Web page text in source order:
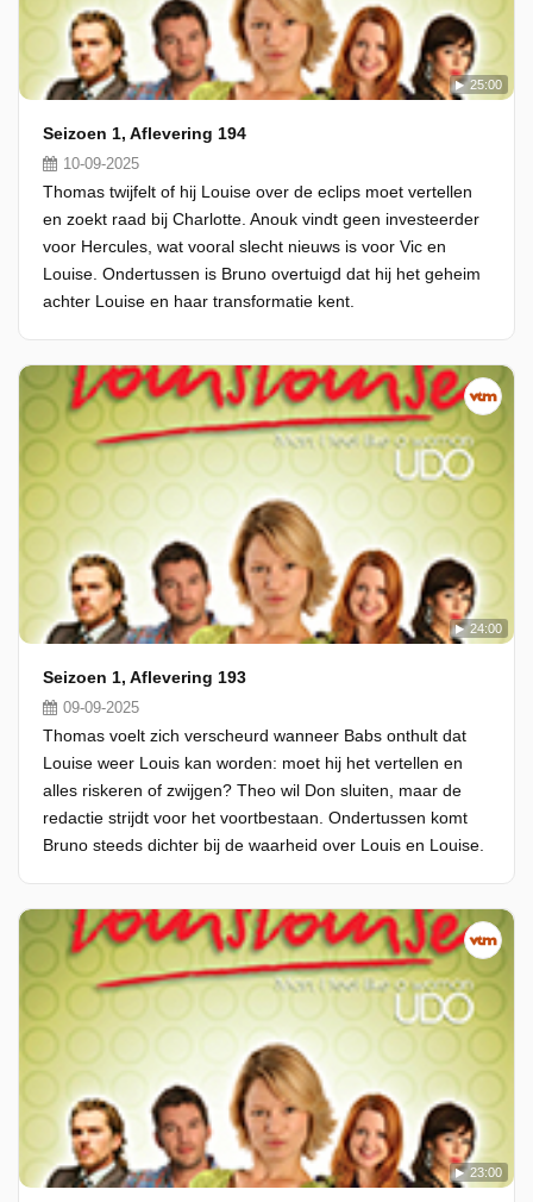
25:00
Seizoen 1, Aflevering 194
10-09-2025
Thomas twijfelt of hij Louise over de eclips moet vertellen
en zoekt raad bij Charlotte. Anouk vindt geen investeerder
voor Hercules, wat vooral slecht nieuws is voor Vic en
Louise. Ondertussen is Bruno overtuigd dat hij het geheim
achter Louise en haar transformatie kent.
24:00
Seizoen 1, Aflevering 193
09-09-2025
Thomas voelt zich verscheurd wanneer Babs onthult dat
Louise weer Louis kan worden: moet hij het vertellen en
alles riskeren of zwijgen? Theo wil Don sluiten, maar de
redactie strijdt voor het voortbestaan. Ondertussen komt
Bruno steeds dichter bij de waarheid over Louis en Louise.
23:00